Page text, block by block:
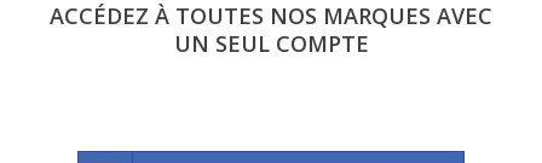
ACCÉDEZ À TOUTES NOS MARQUES AVEC
UN SEUL COMPTE